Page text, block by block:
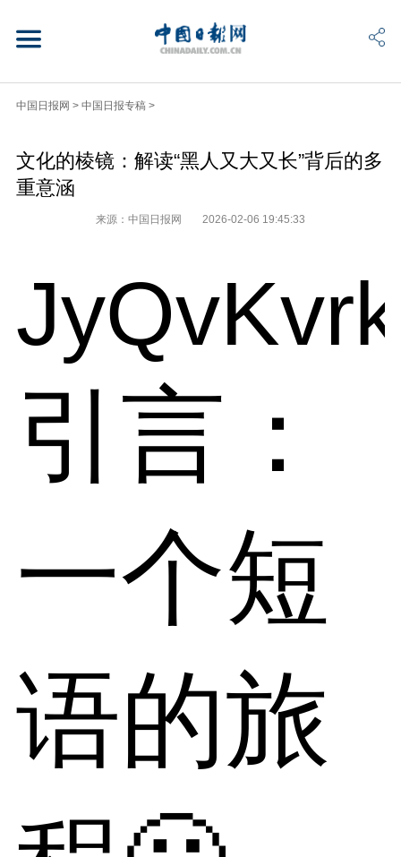
中国日报网 > 中国日报专稿 >
文化的棱镜：解读“黑人又大又长”背后的多
重意涵
来源：中国日报网 2026-02-06 19:45:33
引言：
一个短
语的旅